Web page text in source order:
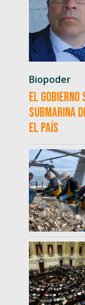
Biopoder
El
submarina
el país